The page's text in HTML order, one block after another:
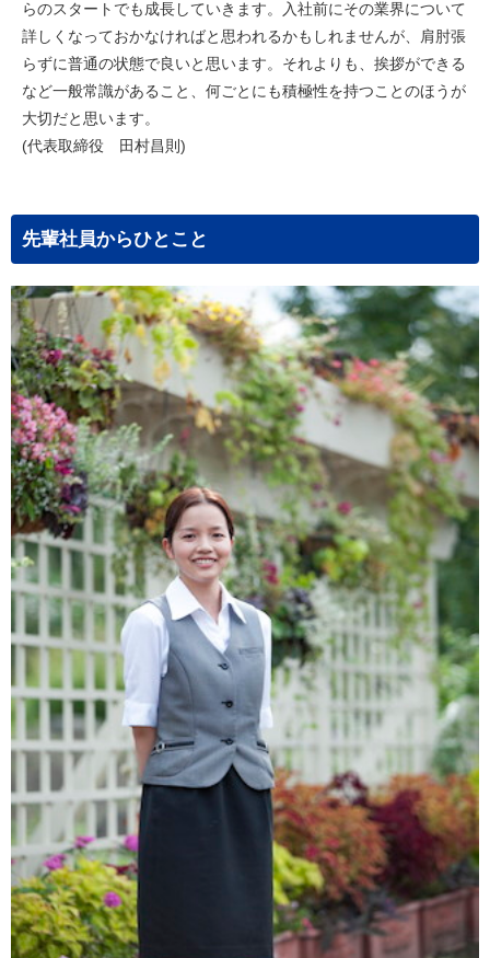
らのスタートでも成長していきます。入社前にその業界について
詳しくなっておかなければと思われるかもしれませんが、肩肘張
らずに普通の状態で良いと思います。それよりも、挨拶ができる
など一般常識があること、何ごとにも積極性を持つことのほうが
大切だと思います。
(代表取締役 田村昌則)
先輩社員からひとこと